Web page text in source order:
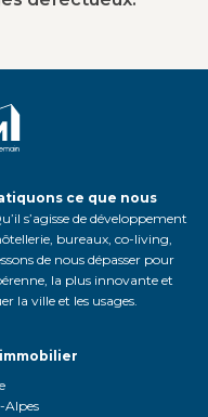
ce que nous
s’agisse de développement
bureaux, co-living,
de nous dépasser pour
la plus innovante et
la ville et les usages.
Alpes